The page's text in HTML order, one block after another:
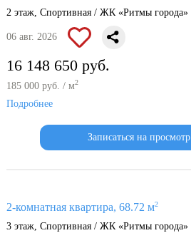
2 этаж, Спортивная / ЖК «Ритмы города»
06 авг. 2026
16 148 650 руб.
185 000 руб. / м2
Подробнее
Записаться на просмотр
2-комнатная квартира, 68.72 м2
3 этаж, Спортивная / ЖК «Ритмы города»